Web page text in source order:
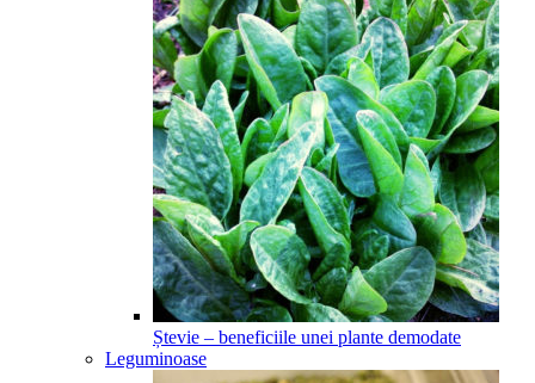
Ștevie – beneficiile unei plante demodate
Leguminoase